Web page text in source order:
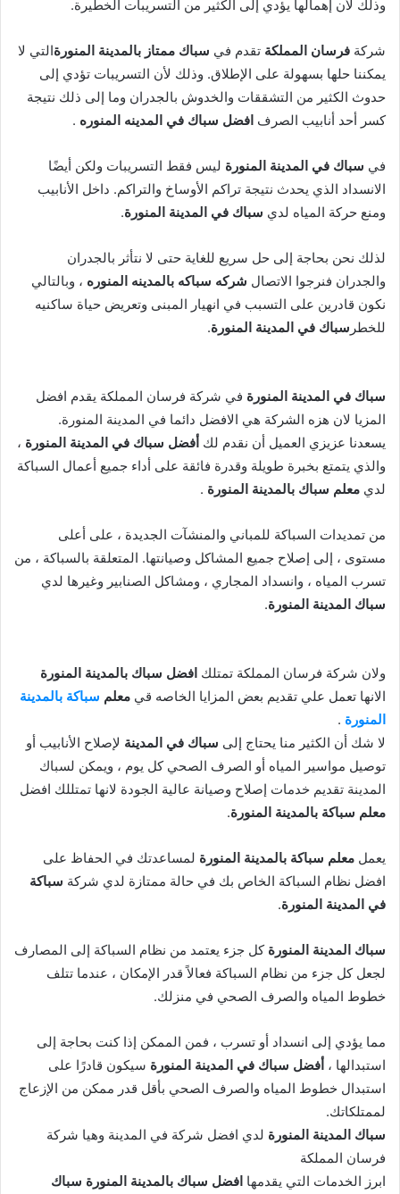
وذلك لأن إهمالها يؤدي إلى الكثير من التسريبات الخطيرة.
شركة فرسان المملكة تقدم في سباك ممتاز بالمدينة المنورةالتي لا
يمكننا حلها بسهولة على الإطلاق. وذلك لأن التسريبات تؤدي إلى
حدوث الكثير من التشققات والخدوش بالجدران وما إلى ذلك نتيجة
كسر أحد أنابيب الصرف افضل سباك في المدينه المنوره .
في سباك في المدينة المنورة ليس فقط التسريبات ولكن أيضًا
الانسداد الذي يحدث نتيجة تراكم الأوساخ والتراكم. داخل الأنابيب
ومنع حركة المياه لدي سباك في المدينة المنورة.
لذلك نحن بحاجة إلى حل سريع للغاية حتى لا نتأثر بالجدران
والجدران فنرجوا الاتصال شركه سباكه بالمدينه المنوره ، وبالتالي
نكون قادرين على التسبب في انهيار المبنى وتعريض حياة ساكنيه
للخطر سباك في المدينة المنورة.
سباك في المدينة المنورة في شركة فرسان المملكة يقدم افضل
المزيا لان هزه الشركة هي الافضل دائما في المدينة المنورة.
يسعدنا عزيزي العميل أن نقدم لك أفضل سباك في المدينة المنورة ،
والذي يتمتع بخبرة طويلة وقدرة فائقة على أداء جميع أعمال السباكة
لدي معلم سباك بالمدينة المنورة .
من تمديدات السباكة للمباني والمنشآت الجديدة ، على أعلى
مستوى ، إلى إصلاح جميع المشاكل وصيانتها. المتعلقة بالسباكة ، من
تسرب المياه ، وانسداد المجاري ، ومشاكل الصنابير وغيرها لدي
سباك المدينة المنورة.
ولان شركة فرسان المملكة تمتلك افضل سباك بالمدينة المنورة
الانها تعمل علي تقديم بعض المزايا الخاصه قي معلم سباكة بالمدينة
المنورة .
لا شك أن الكثير منا يحتاج إلى سباك في المدينة لإصلاح الأنابيب أو
توصيل مواسير المياه أو الصرف الصحي كل يوم ، ويمكن لسباك
المدينة تقديم خدمات إصلاح وصيانة عالية الجودة لانها تمتللك افضل
معلم سباكة بالمدينة المنورة.
يعمل معلم سباكة بالمدينة المنورة لمساعدتك في الحفاظ على
افضل نظام السباكة الخاص بك في حالة ممتازة لدي شركة سباكة
في المدينة المنورة.
سباك المدينة المنورة كل جزء يعتمد من نظام السباكة إلى المصارف
لجعل كل جزء من نظام السباكة فعالاً قدر الإمكان ، عندما تتلف
خطوط المياه والصرف الصحي في منزلك.
مما يؤدي إلى انسداد أو تسرب ، فمن الممكن إذا كنت بحاجة إلى
استبدالها ، أفضل سباك في المدينة المنورة سيكون قادرًا على
استبدال خطوط المياه والصرف الصحي بأقل قدر ممكن من الإزعاج
لممتلكاتك.
سباك المدينة المنورة لدي افضل شركة في المدينة وهيا شركة
فرسان المملكة
ابرز الخدمات التي يقدمها افضل سباك بالمدينة المنورة سباك